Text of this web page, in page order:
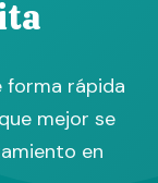
forma rápida
mejor se
en